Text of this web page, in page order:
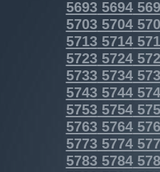
56935694
57035704
57135714
57235724
57335734
57435744
57535754
57635764
57735774
57835784